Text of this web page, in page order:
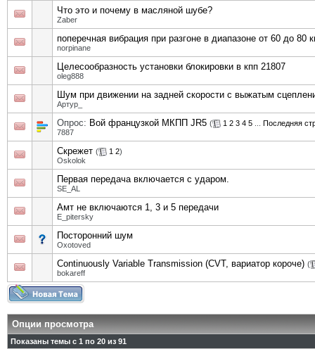
Что это и почему в масляной шубе?
Zaber
поперечная вибрация при разгоне в диапазоне от 60 до 80
norpinane
Целесообразность установки блокировки в кпп 21807
oleg888
Шум при движении на задней скорости с выжатым
Артур_
Опрос: Вой французкой МКПП JR5 ( 1 2 3 4 5
Последняя
7887
Скрежет ( 1 2)
Oskolok
Первая передача включается с ударом.
SE_AL
Амт не включаются 1, 3 и 5 передачи
E_pitersky
Посторонний шум
Oxotoved
Continuously Variable Transmission (CVT, вариатор короче) (
bokareff
Опции просмотра
Показаны темы с 1 по 20 из 91